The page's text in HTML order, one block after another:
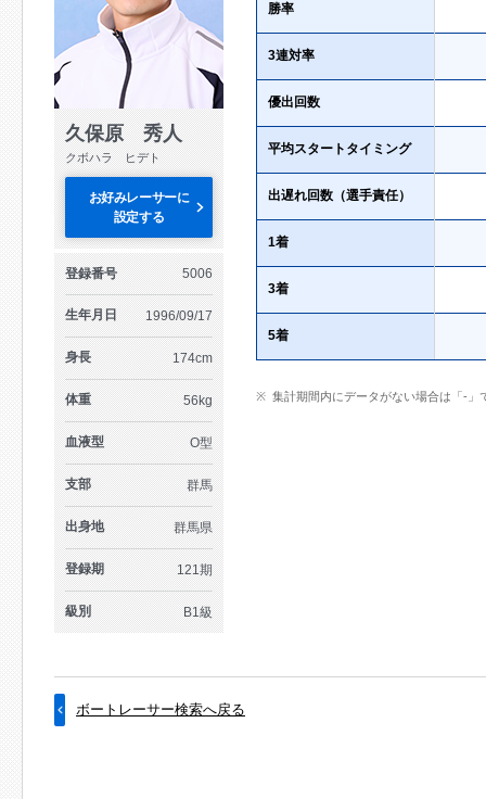
久保原 秀人
クボハラ ヒデト
お好みレーサーに
設定する
登録番号 5006
生年月日 1996/09/17
身長 174cm
体重 56kg
血液型 O型
支部 群馬
出身地 群馬県
登録期 121期
級別 B1級
勝率
3連対率
優出回数
平均スタートタイミング
出遅れ回数（選手責任）
1着
3着
5着
集計期間内にデータがない場合は「-」
ボートレーサー検索へ戻る